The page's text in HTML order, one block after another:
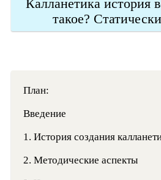
Калланетика история
такое?
План:
Введение
1. История создания
2. Методические аспекты